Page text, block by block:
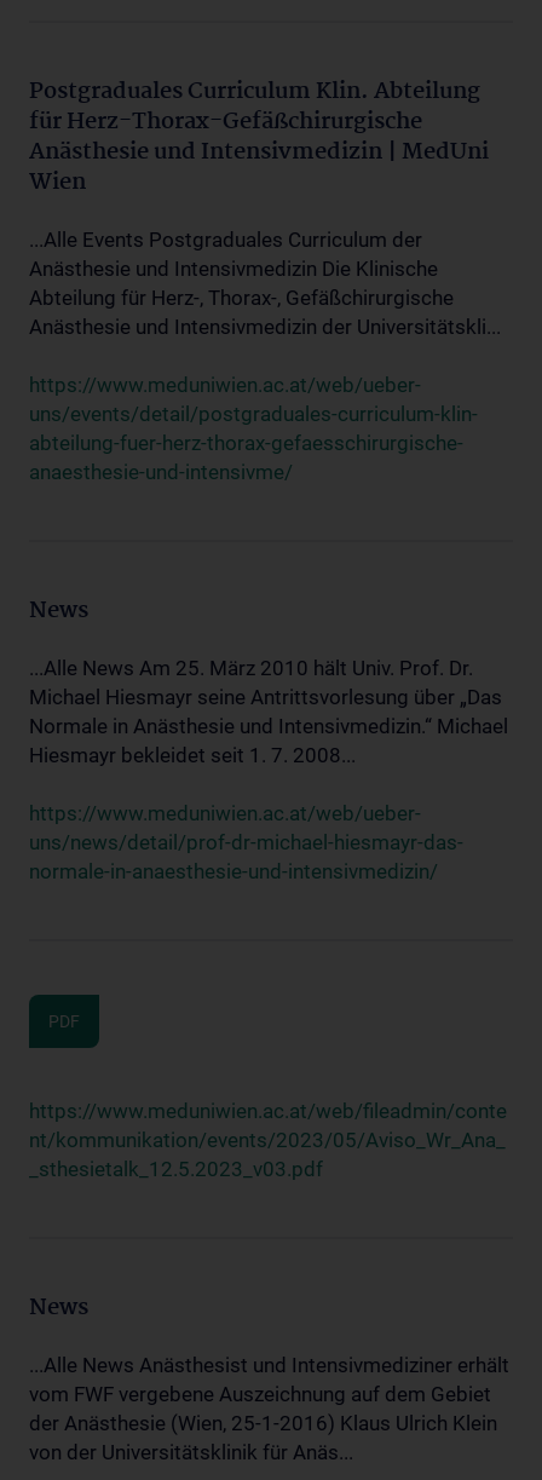
Postgraduales Curriculum Klin. Abteilung
für Herz-Thorax-Gefäßchirurgische
Anästhesie und Intensivmedizin | MedUni
Wien
...Alle Events Postgraduales Curriculum der
Anästhesie und Intensivmedizin Die Klinische
Abteilung für Herz-, Thorax-, Gefäßchirurgische
Anästhesie und Intensivmedizin der Universitätskli...
https://www.meduniwien.ac.at/web/ueber-
uns/events/detail/postgraduales-curriculum-klin-
abteilung-fuer-herz-thorax-gefaesschirurgische-
anaesthesie-und-intensivme/
News
...Alle News Am 25. März 2010 hält Univ. Prof. Dr.
Michael Hiesmayr seine Antrittsvorlesung über „Das
Normale in Anästhesie und Intensivmedizin.“ Michael
Hiesmayr bekleidet seit 1. 7. 2008...
https://www.meduniwien.ac.at/web/ueber-
uns/news/detail/prof-dr-michael-hiesmayr-das-
normale-in-anaesthesie-und-intensivmedizin/
PDF
https://www.meduniwien.ac.at/web/fileadmin/conte
nt/kommunikation/events/2023/05/Aviso_Wr_Ana_
_sthesietalk_12.5.2023_v03.pdf
News
...Alle News Anästhesist und Intensivmediziner erhält
vom FWF vergebene Auszeichnung auf dem Gebiet
der Anästhesie (Wien, 25-1-2016) Klaus Ulrich Klein
von der Universitätsklinik für Anäs...